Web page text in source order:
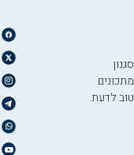
סגנון
מתכונים
טוב לדעת